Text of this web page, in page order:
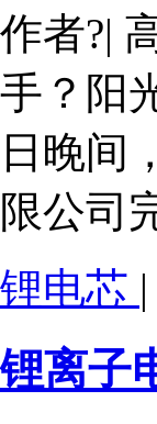
作者?|
手？阳
日晚间
限公司
锂电芯
锂离子